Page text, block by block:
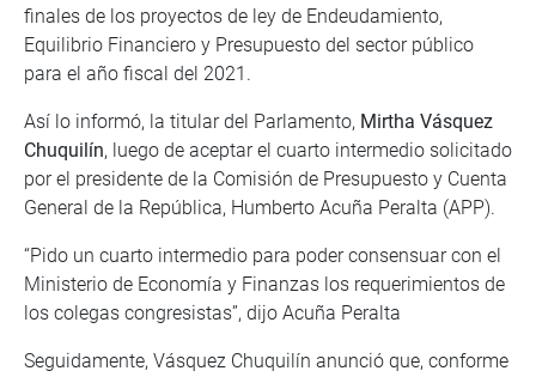
finales de los proyectos de ley de Endeudamiento,
Equilibrio Financiero y Presupuesto del sector público
para el año fiscal del 2021.
Así lo informó, la titular del Parlamento, Mirtha Vásquez
Chuquilín, luego de aceptar el cuarto intermedio solicitado
por el presidente de la Comisión de Presupuesto y Cuenta
General de la República, Humberto Acuña Peralta (APP).
“Pido un cuarto intermedio para poder consensuar con el
Ministerio de Economía y Finanzas los requerimientos de
los colegas congresistas”, dijo Acuña Peralta
Seguidamente, Vásquez Chuquilín anunció que, conforme